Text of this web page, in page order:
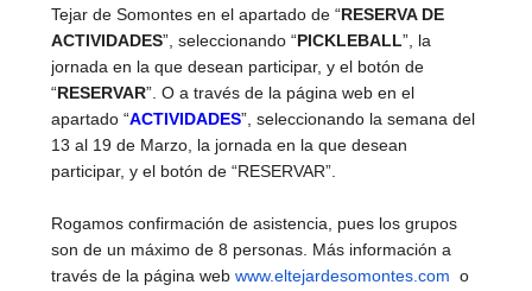
Tejar de Somontes en el apartado de “RESERVA DE
ACTIVIDADES”, seleccionando “PICKLEBALL”, la
jornada en la que desean participar, y el botón de
“RESERVAR”. O a través de la página web en el
apartado “ACTIVIDADES”, seleccionando la semana del
13 al 19 de Marzo, la jornada en la que desean
participar, y el botón de “RESERVAR”.
Rogamos confirmación de asistencia, pues los grupos
son de un máximo de 8 personas. Más información a
través de la página webwww.eltejardesomontes.com o